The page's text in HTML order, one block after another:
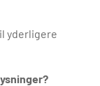
yderligere